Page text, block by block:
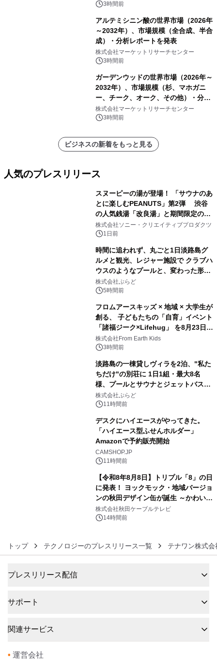
他）・分析レポートを発表
3時間前
アルテミシニン酸の世界市場（2026年
～2032年）、市場規模（全合成、半合
成）・分析レポートを発表
株式会社マーケットリサーチセンター
3時間前
ガーデンウッドの世界市場（2026年～
2032年）、市場規模（杉、マホガニ
ー、チーク、オーク、その他）・分析
レポートを発表
株式会社マーケットリサーチセンター
3時間前
ビジネスの新着をもっと見る
人気のプレスリリース
スヌーピーの湯が登場！ 「サウナのあ
とに楽しむPEANUTS」第2弾 渋谷
の人気銭湯「改良湯」と期間限定のコ
ラボレーション サウナイキタイコラ
ボグッズも発売決定！
株式会社ソニー・クリエイティブプロダクツ
1日前
時間に追われず、丸ごと1日淡路島グ
ルメと観光、レジャー施設で クラブハ
ウスのようなプールと、変わった形の
サウナも 「THE BOXY AWAJI」のお
得な素泊まり連泊プランで
株式会社ぷらど
5時間前
フロムアースキッズ × 地域 × 大学生が
創る、 子どもたちの「自育」イベント
「諸福ジーク×Lifehug」 を8月23日
(日)開催
株式会社From Earth Kids
3時間前
淡路島の一棟貸しヴィラを2泊、"私た
ちだけ"の別荘に 1日1組・最大8名
様、プールとサウナとジェットバス付
きで Villa Mon Temps AWAJIの連泊
素泊りプラン
株式会社ぷらど
11時間前
デスクにハイエースがやってきた。
「ハイエース型ふせんホルダー」
Amazonで予約販売開始
CAMSHOP.JP
11時間前
【令和8年8月8日】トリプル「8」の日
に発表！ ヨックモック・地域バージョ
ンの秋田デザイン缶が誕生 ～かわいい
秋田犬の子犬と秋田の四季と名所を巡
るパッケージ～ 9月1日(火)秋田県内で
株式会社秋田ケーブルテレビ
14時間前
トップ テクノロジーのプレスリリース一覧 テナワン株式会
プレスリリース配信
サポート
関連サービス
• 運営会社